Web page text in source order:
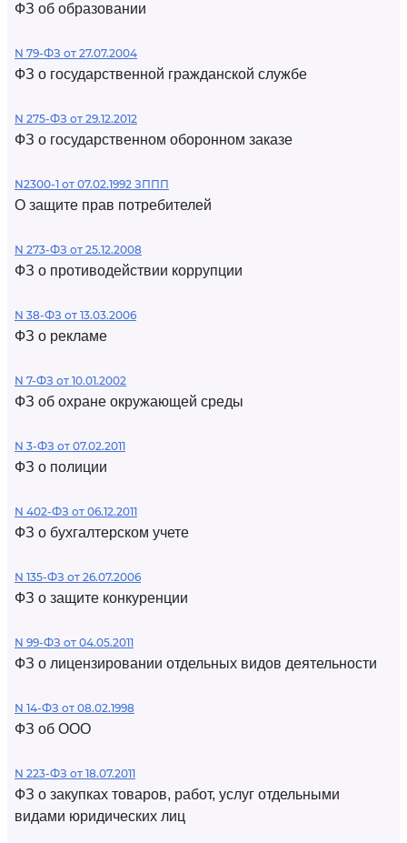
ФЗ об образовании
N 79-ФЗ от 27.07.2004
ФЗ о государственной гражданской службе
N 275-ФЗ от 29.12.2012
ФЗ о государственном оборонном заказе
N2300-1 от 07.02.1992 ЗППП
О защите прав потребителей
N 273-ФЗ от 25.12.2008
ФЗ о противодействии коррупции
N 38-ФЗ от 13.03.2006
ФЗ о рекламе
N 7-ФЗ от 10.01.2002
ФЗ об охране окружающей среды
N 3-ФЗ от 07.02.2011
ФЗ о полиции
N 402-ФЗ от 06.12.2011
ФЗ о бухгалтерском учете
N 135-ФЗ от 26.07.2006
ФЗ о защите конкуренции
N 99-ФЗ от 04.05.2011
ФЗ о лицензировании отдельных видов деятельности
N 14-ФЗ от 08.02.1998
ФЗ об ООО
N 223-ФЗ от 18.07.2011
ФЗ о закупках товаров, работ, услуг отдельными
видами юридических лиц